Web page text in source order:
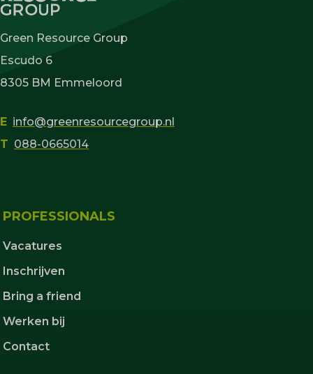
Green Resource Group
Escudo 6
8305 BM Emmeloord
E info@greenresourcegroup.nl
T 088-0665014
PROFESSIONALS
Vacatures
Inschrijven
Bring a friend
Werken bij
Contact